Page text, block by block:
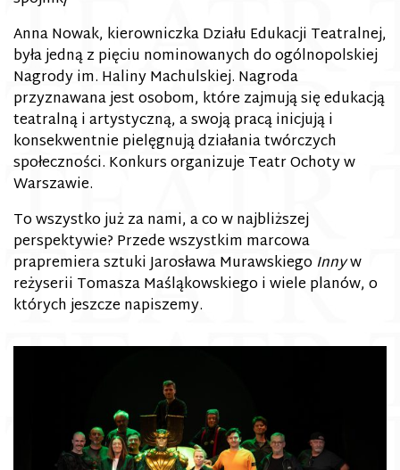
Anna Nowak, kierowniczka Działu Edukacji Teatralnej,
była jedną z pięciu nominowanych do ogólnopolskiej
Nagrody im. Haliny Machulskiej. Nagroda
przyznawana jest osobom, które zajmują się edukacją
teatralną i artystyczną, a swoją pracą inicjują i
konsekwentnie pielęgnują działania twórczych
społeczności. Konkurs organizuje Teatr Ochoty w
Warszawie.
To wszystko już za nami, a co w najbliższej
perspektywie? Przede wszystkim marcowa
prapremiera sztuki Jarosława MurawskiegoInnyw
reżyserii Tomasza Maśląkowskiego i wiele planów, o
których jeszcze napiszemy.